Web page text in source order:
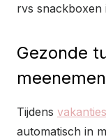
rvs snackboxen
Gezonde
Tijdens vakanties
automatisch in